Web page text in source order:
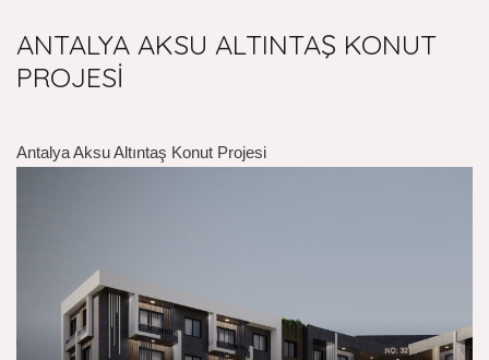
ANTALYA AKSU ALTINTAŞ KONUT
PROJESİ
Antalya Aksu Altıntaş Konut Projesi